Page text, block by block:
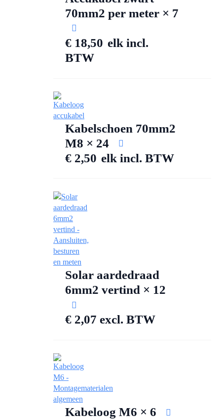
70mm2 per meter × 7
€ 18,50 elk incl.
BTW
Kabelschoen 70mm2
M8 × 24
€ 2,50 elk incl. BTW
Solar aardedraad
6mm2 vertind × 12
€ 2,07 excl. BTW
Kabeloog M6 × 6